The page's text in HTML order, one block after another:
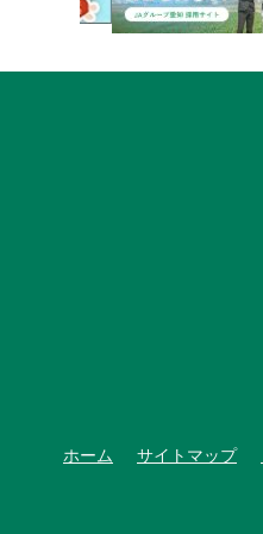
ホーム サイトマップ